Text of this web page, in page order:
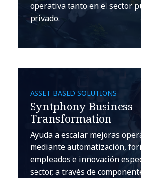
operativa tanto en el sector
privado.
ASSET BASED SOLUTIONS
Syntphony Business
Transformation
Ayuda a escalar mejoras
mediante automatización,
empleados e innovación
sector, a través de